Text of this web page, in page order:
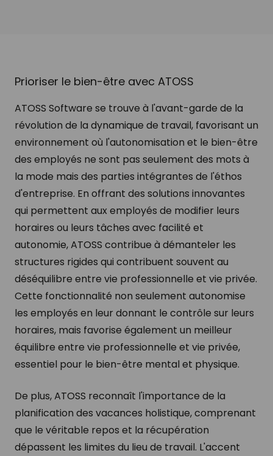
Prioriser le bien-être avec ATOSS
ATOSS Software se trouve à l'avant-garde de la
révolution de la dynamique de travail, favorisant un
environnement où l'autonomisation et le bien-être
des employés ne sont pas seulement des mots à
la mode mais des parties intégrantes de l'éthos
d'entreprise. En offrant des solutions innovantes
qui permettent aux employés de modifier leurs
horaires ou leurs tâches avec facilité et
autonomie, ATOSS contribue à démanteler les
structures rigides qui contribuent souvent au
déséquilibre entre vie professionnelle et vie privée.
Cette fonctionnalité non seulement autonomise
les employés en leur donnant le contrôle sur leurs
horaires, mais favorise également un meilleur
équilibre entre vie professionnelle et vie privée,
essentiel pour le bien-être mental et physique.
De plus, ATOSS reconnaît l'importance de la
planification des vacances holistique, comprenant
que le véritable repos et la récupération
dépassent les limites du lieu de travail. L'accent